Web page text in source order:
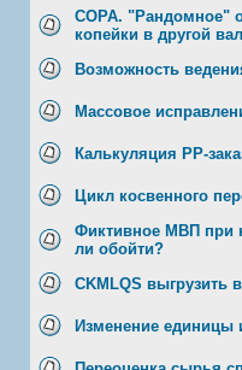
СОРА. "Рандомное"
копейки в другой
Возможность
Массовое
Калькуляция РР-
Цикл косвенного
Фиктивное МВП при
ли обойти?
CKMLQS выгрузить
Изменение единицы